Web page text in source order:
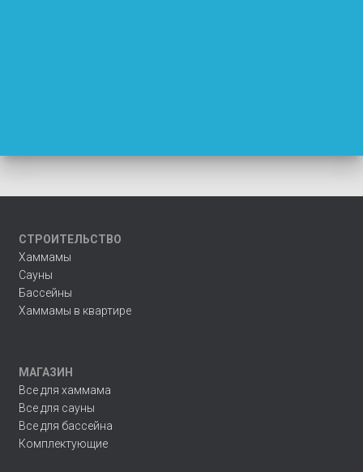
СТРОИТЕЛЬСТВО
Хаммамы
Сауны
Бассейны
Хаммамы в квартире
МАГАЗИН
Все для хаммама
Все для сауны
Все для бассейна
Комплектующие